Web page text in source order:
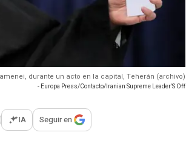
durante un acto en la capital, Teherán (archivo)
- Europa Press/Contacto/Iranian Supreme Leader'S Off
opciones para compartir
IA Seguir en